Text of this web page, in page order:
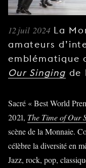
12 juil 2024 La
amateurs
emblématique
Our Singing de
Sacré « Best World
2021, The Time of Our
scène de la Monnaie.
célèbre la diversité en
Jazz, rock, pop,